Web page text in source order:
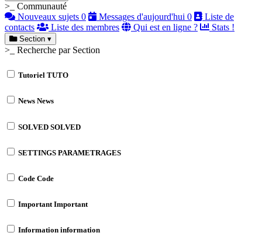
>_ Communauté
Nouveaux sujets 0 Messages d'aujourd'hui 0
Liste de
contacts
Liste des membres Qui est en ligne ? Stats !
Section ▾
>_ Recherche par Section
Tutoriel TUTO
News News
SOLVED SOLVED
SETTINGS PARAMETRAGES
Code Code
ImportantImportant
Information information